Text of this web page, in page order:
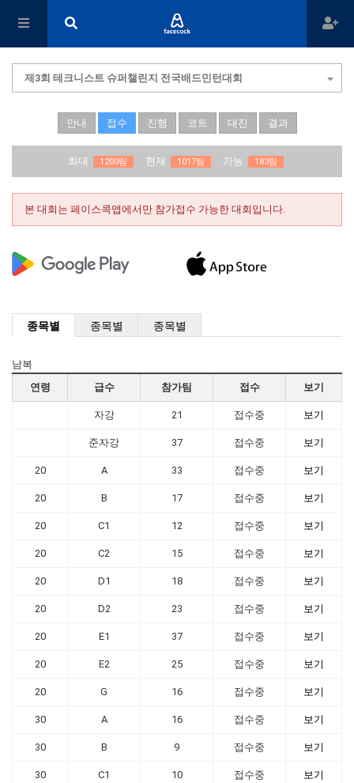
제3회 테크니스트 슈퍼챌린지 전국배드민턴대회
안내 접수 진행 코트 대진 결과
최대 1200팀 현재 1017팀 가능 183팀
본 대회는 페이스콕앱에서만 참가접수 가능한 대회입니다.
종목별 종목별 종목별
남복
연령
급수 참가팀 접수 보기
자강 21 접수중 보기
준자강 37 접수중 보기
20 A 33 접수중 보기
20 B 17 접수중 보기
20 C1 12 접수중 보기
20 C2 15 접수중 보기
20 D1 18 접수중 보기
20 D2 23 접수중 보기
20 E1 37 접수중 보기
20 E2 25 접수중 보기
20 G 16 접수중 보기
30 A 16 접수중 보기
30 B 9 접수중 보기
30 C1 10 접수중 보기